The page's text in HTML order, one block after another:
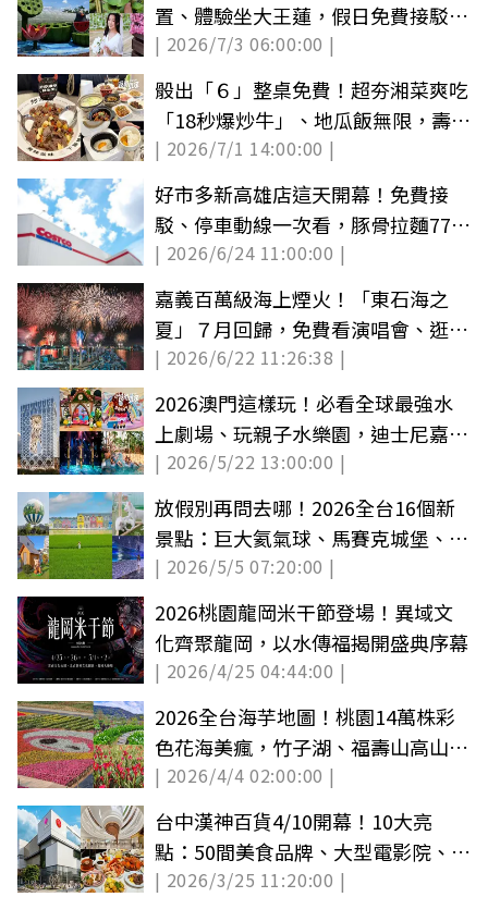
置、體驗坐大王蓮，假日免費接駁班
次一次看
| 2026/7/3 06:00:00 |
骰出「６」整桌免費！超夯湘菜爽吃
「18秒爆炒牛」、地瓜飯無限，壽星
送鮑魚
| 2026/7/1 14:00:00 |
好市多新高雄店這天開幕！免費接
駁、停車動線一次看，豚骨拉麵77折
快搶
| 2026/6/24 11:00:00 |
嘉義百萬級海上煙火！「東石海之
夏」７月回歸，免費看演唱會、逛美
食市集
| 2026/6/22 11:26:38 |
2026澳門這樣玩！必看全球最強水
上劇場、玩親子水樂園，迪士尼嘉年
華免費拍
| 2026/5/22 13:00:00 |
放假別再問去哪！2026全台16個新
景點：巨大氦氣球、馬賽克城堡、小
白狐抱抱
| 2026/5/5 07:20:00 |
2026桃園龍岡米干節登場！異域文
化齊聚龍岡，以水傳福揭開盛典序幕
| 2026/4/25 04:44:00 |
2026全台海芋地圖！桃園14萬株彩
色花海美瘋，竹子湖、福壽山高山仙
境一次看
| 2026/4/4 02:00:00 |
台中漢神百貨4/10開幕！10大亮
點：50間美食品牌、大型電影院、免
費接駁車
| 2026/3/25 11:20:00 |